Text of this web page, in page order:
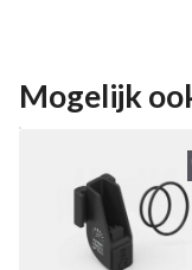
Mogelijk